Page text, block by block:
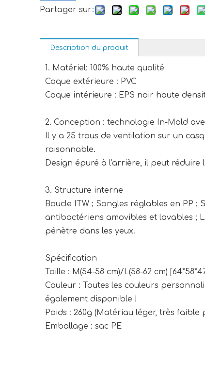
Partager sur:
Description du produit
1. Matériel: 100% haute qualité
Coque extérieure : PVC
Coque intérieure : EPS noir haute
2. Conception : technologie In-Mold
Il y a 25 trous de ventilation sur un
raisonnable.
Design épuré à l'arrière, il peut
3. Structure interne
Boucle ITW ; Sangles réglables en PP
antibactériens amovibles et lavables ;
pénètre dans les yeux.
Spécification
Taille : M(54-58 cm)/L(58-62 cm)
Couleur : Toutes les couleurs
également disponible !
Poids : 260g (Matériau léger, très faible
Emballage : sac PE